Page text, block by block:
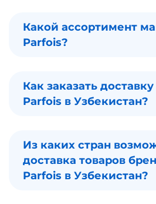
Какой ассортимент
Parfois?
Как заказать
Parfois в Узбекистан?
Из каких стран
доставка товаров
Parfois в Узбекистан?